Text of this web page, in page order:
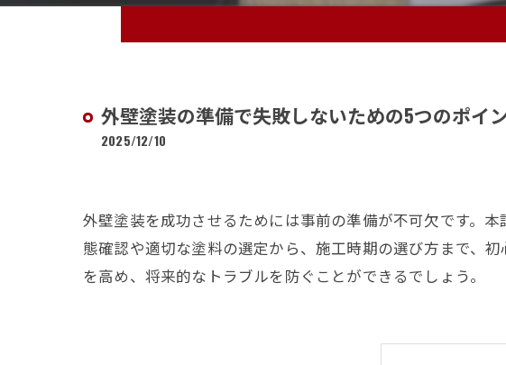
外壁塗装の準備で失敗しないための5つのポイ
2025/12/10
外壁塗装を成功させるためには事前の準備が不可欠です。
態確認や適切な塗料の選定から、施工時期の選び方まで、
を高め、将来的なトラブルを防ぐことができるでしょう。